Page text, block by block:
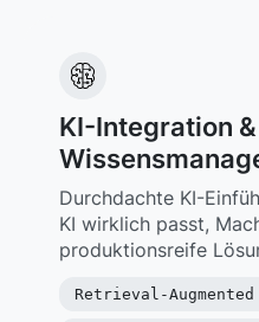
KI-Integration &
Durchdachte KI-
KI wirklich passt,
produktionsreife
Retrieval-